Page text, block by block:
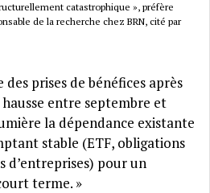
catastrophique », préfère
de la recherche chez BRN, cité par
prises de bénéfices après
entre septembre et
la dépendance existante
stable (ETF, obligations
d’entreprises) pour un
terme. »